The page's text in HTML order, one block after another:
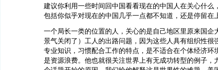
建议你利用一些时间回中国看看现在的中国人在关心什么
包括你似乎对现在的中国几乎一点都不知道，还是停留在
一个局长一类的位置的人，关心的是自己地区里原来国企
景气关闭了）工人的出路问题，因为这些人具有组织性很
专业知识，习惯配合工作的特点，是不适合在个体经济环
是资源浪费。他也就很关注世界上有无成功转型的例子，